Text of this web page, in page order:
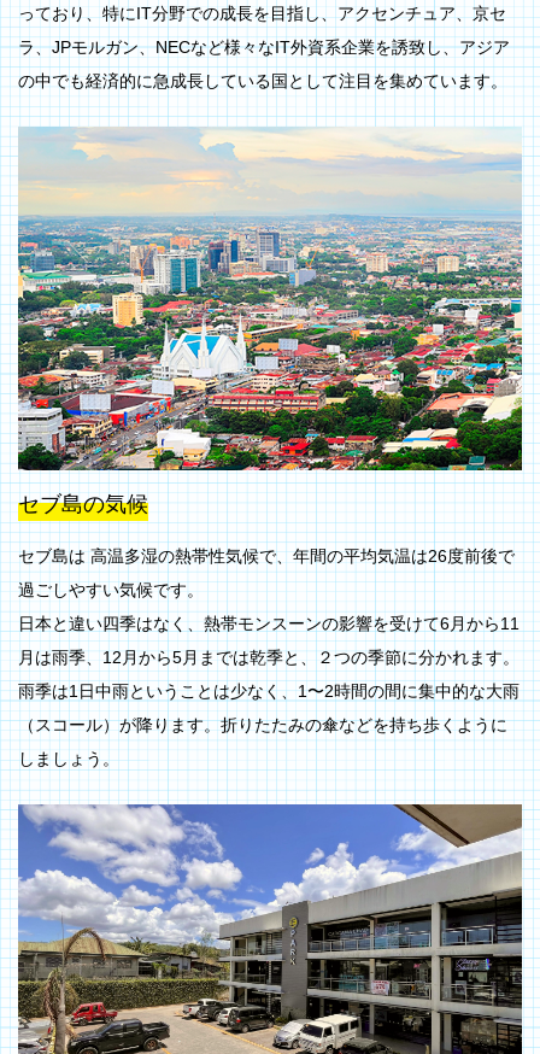
っており、特にIT分野での成長を目指し、アクセンチュア、京セ
ラ、JPモルガン、NECなど様々なIT外資系企業を誘致し、アジア
の中でも経済的に急成長している国として注目を集めています。
セブ島の気候
セブ島は 高温多湿の熱帯性気候で、年間の平均気温は26度前後で
過ごしやすい気候です。
日本と違い四季はなく、熱帯モンスーンの影響を受けて6月から11
月は雨季、12月から5月までは乾季と、２つの季節に分かれます。
雨季は1日中雨ということは少なく、1〜2時間の間に集中的な大雨
（スコール）が降ります。折りたたみの傘などを持ち歩くように
しましょう。